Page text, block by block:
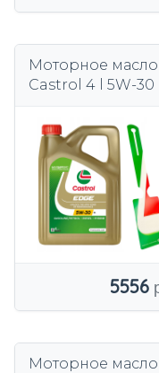
Моторное масло
Castrol 4 l 5W-30
5556
Моторное масло